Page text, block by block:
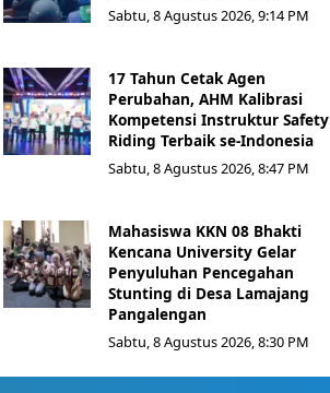
Sabtu, 8 Agustus 2026, 9:14 PM
17 Tahun Cetak Agen
Perubahan, AHM Kalibrasi
Kompetensi Instruktur Safety
Riding Terbaik se-Indonesia
Sabtu, 8 Agustus 2026, 8:47 PM
Mahasiswa KKN 08 Bhakti
Kencana University Gelar
Penyuluhan Pencegahan
Stunting di Desa Lamajang
Pangalengan
Sabtu, 8 Agustus 2026, 8:30 PM